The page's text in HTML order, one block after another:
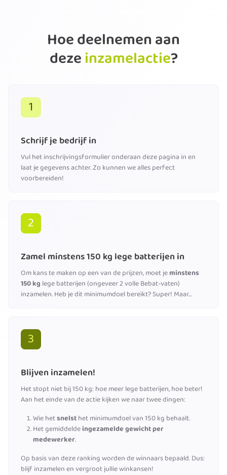
Hoe deelnemen aan
dezeinzamelactie?
1
Schrijf je bedrijf in
Vul het inschrijvingsformulier onderaan deze pagina in en
laat je gegevens achter. Zo kunnen we alles perfect
voorbereiden!
2
Zamel minstens 150 kg lege batterijen in
Om kans te maken op een van de prijzen, moet jeminstens
150 kg lege batterijen (ongeveer 2 volle Bebat-vaten)
inzamelen. Heb je dit minimumdoel bereikt? Super! Maar…
3
Blijven inzamelen!
Het stopt niet bij 150 kg: hoe meer lege batterijen, hoe beter!
Aan het einde van de actie kijken we naar twee dingen:
Wie hetsnelsthet minimumdoel van 150 kg behaalt.
Het gemiddeldeingezamelde gewicht per
medewerker.
Op basis van deze ranking worden de winnaars bepaald. Dus:
blijf inzamelen en vergroot jullie winkansen!